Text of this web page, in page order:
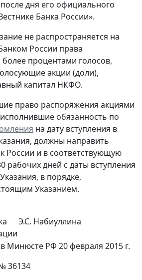
дня его официального
Банка России».
не распространяется на
России права
процентами голосов,
акции (доли),
капитал НКФО.
право распоряжения акциями
обязанность по
на дату вступления в
должны направить
России и в соответствующую
рабочих дней с даты вступления
в порядке,
Указанием.
Э.С. Набиуллина
Минюсте РФ 20 февраля 2015 г.
36134